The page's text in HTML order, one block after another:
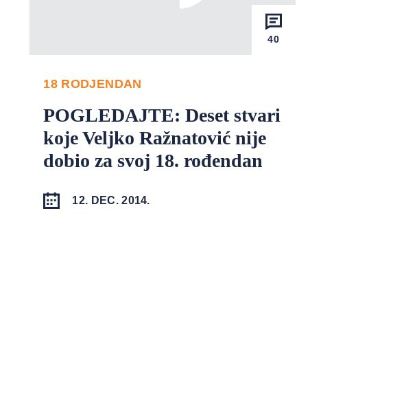
40
18 RODJENDAN
POGLEDAJTE: Deset stvari
koje Veljko Ražnatović nije
dobio za svoj 18. rođendan
12. DEC. 2014.